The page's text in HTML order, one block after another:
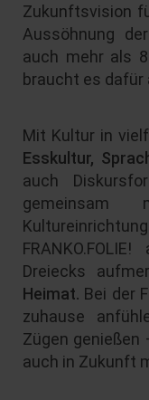
Zukunftsvision
Aussöhnung
auch mehr als
braucht es dafür
Mit Kultur in
Esskultur,
auch
gemeinsam
Dreiecks
Heimat. Bei der
zuhause
Zügen
auch in Zukunft